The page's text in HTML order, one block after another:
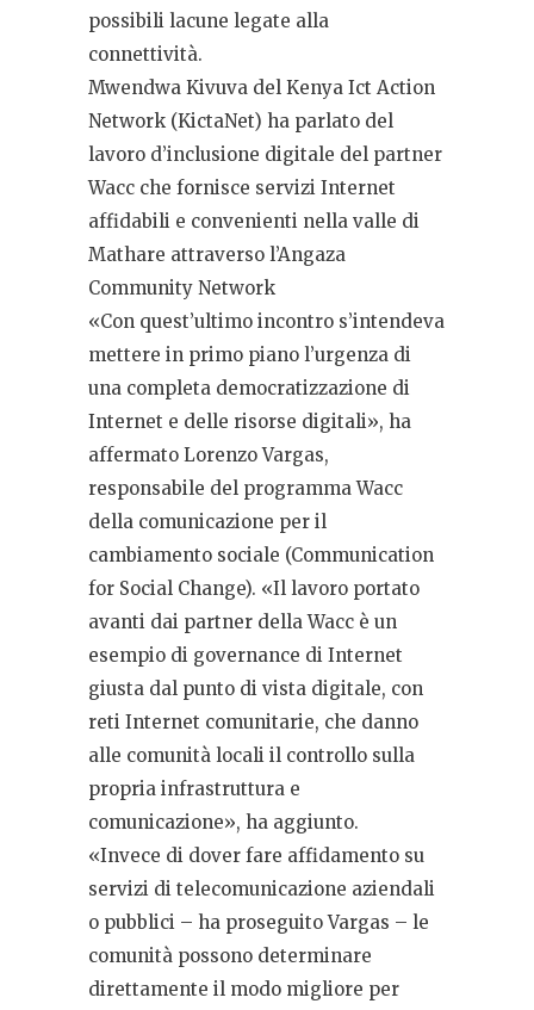
possibili lacune legate alla
connettività.
Mwendwa Kivuva del Kenya Ict Action
Network (KictaNet) ha parlato del
lavoro d’inclusione digitale del partner
Wacc che fornisce servizi Internet
affidabili e convenienti nella valle di
Mathare attraverso l’Angaza
Community Network
«Con quest’ultimo incontro s’intendeva
mettere in primo piano l’urgenza di
una completa democratizzazione di
Internet e delle risorse digitali», ha
affermato Lorenzo Vargas,
responsabile del programma Wacc
della comunicazione per il
cambiamento sociale (Communication
for Social Change). «Il lavoro portato
avanti dai partner della Wacc è un
esempio di governance di Internet
giusta dal punto di vista digitale, con
reti Internet comunitarie, che danno
alle comunità locali il controllo sulla
propria infrastruttura e
comunicazione», ha aggiunto.
«Invece di dover fare affidamento su
servizi di telecomunicazione aziendali
o pubblici – ha proseguito Vargas – le
comunità possono determinare
direttamente il modo migliore per